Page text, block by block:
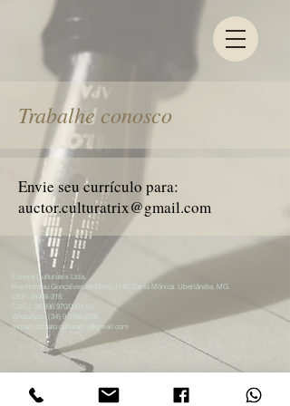
Trabalhe conosco
Envie seu currículo para:
auctor.culturatrix@gmail.com
Editora Culturatrix Ltda.
Rua Nordau Gonçalves de Melo, 1116, Santa Mônica. Uberlândia, MG.
CEP:
38408-218.
CNPJ:
26.896.970/0001-00
WhatsApp:(34) 9 9766 8930
e-mail:
contato.culturatrix@gmail.com